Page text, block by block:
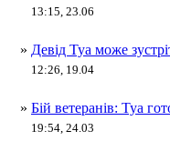
13:15, 23.06
» Девід Туа може
12:26, 19.04
» Бій ветеранів: Туа
19:54, 24.03